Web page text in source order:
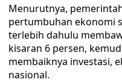
Menurutnya,
pertumbuhan ekonomi
terlebih dahulu
kisaran 6 persen,
membaiknya investasi,
nasional.